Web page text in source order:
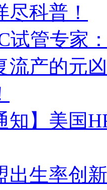
尽科普！
试管专家
流产的元
知】美国
出生率创